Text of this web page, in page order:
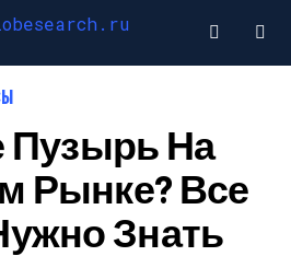
Пузырь На
Рынке? Все
Знать